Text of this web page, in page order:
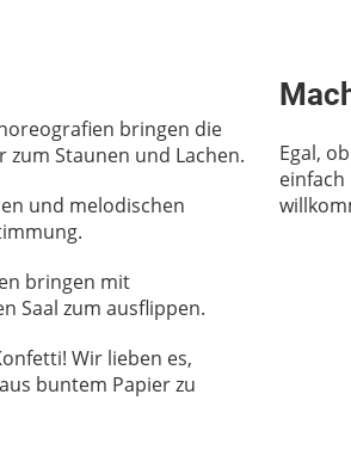
bringen die
zum Staunen und Lachen.
und melodischen
bringen mit
Saal zum ausflippen.
Wir lieben es,
buntem Papier zu
Egal,